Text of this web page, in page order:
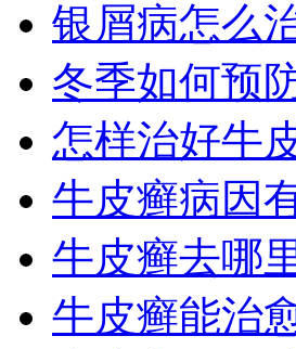
银屑病怎么
冬季如何预
怎样治好牛
牛皮癣病因
牛皮癣去哪
牛皮癣能治